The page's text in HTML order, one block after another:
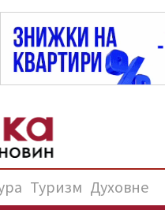
Туризм Духовне